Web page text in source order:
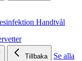
Handtvål
Tillbaka
Se alla